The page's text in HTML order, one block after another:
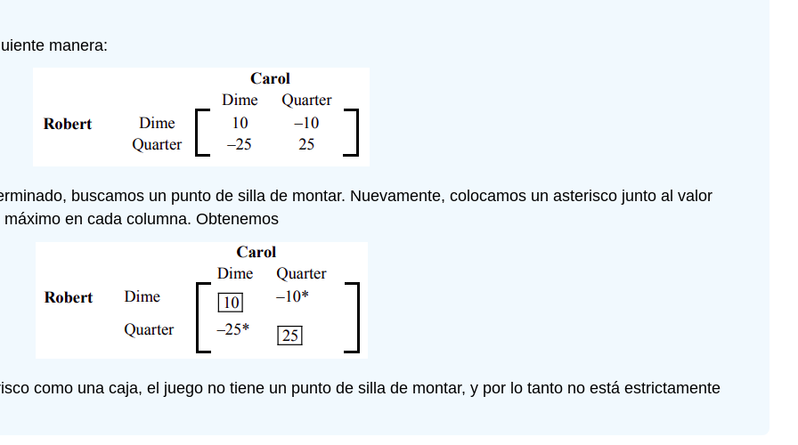
manera:
buscamos un punto de silla de montar. Nuevamente, colocamos un asterisco junto al valor
en cada columna. Obtenemos
como una caja, el juego no tiene un punto de silla de montar, y por lo tanto no está estrictamente